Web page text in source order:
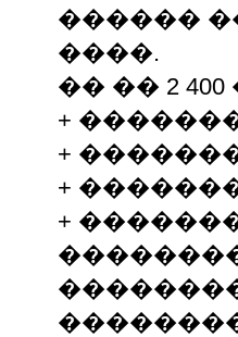
������
����.
�� �� 2
+
+
+
+